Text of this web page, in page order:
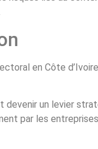
en Côte
devenir un levier
par les